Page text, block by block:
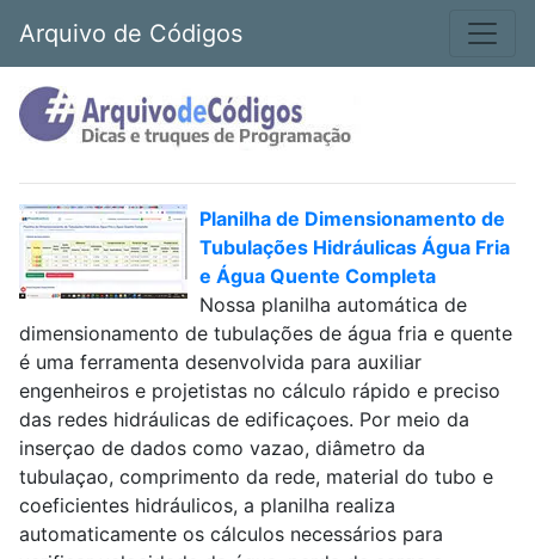
Arquivo de Códigos
Planilha de Dimensionamento de
Tubulações Hidráulicas Água Fria
e Água Quente Completa
Nossa planilha automática de
dimensionamento de tubulações de água fria e quente
é uma ferramenta desenvolvida para auxiliar
engenheiros e projetistas no cálculo rápido e preciso
das redes hidráulicas de edificaçoes. Por meio da
inserçao de dados como vazao, diâmetro da
tubulaçao, comprimento da rede, material do tubo e
coeficientes hidráulicos, a planilha realiza
automaticamente os cálculos necessários para